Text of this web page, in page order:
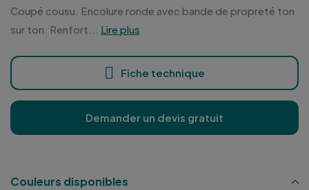
Coupé cousu. Encolure ronde avec bande de propreté ton
sur ton. Renfort...
Lire plus
Fiche technique
Demander un devis gratuit
Couleurs disponibles